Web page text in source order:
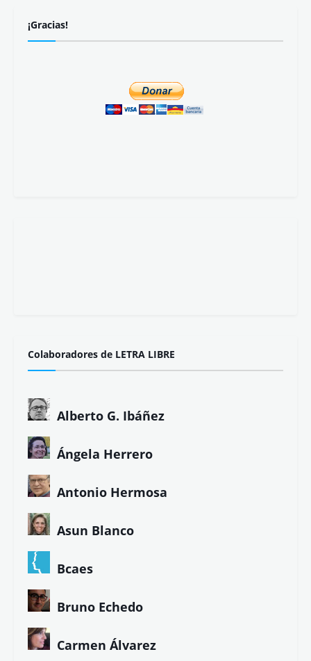
¡Gracias!
Colaboradores de LETRA LIBRE
Alberto G. Ibáñez
Ángela Herrero
Antonio Hermosa
Asun Blanco
Bcaes
Bruno Echedo
Carmen Álvarez